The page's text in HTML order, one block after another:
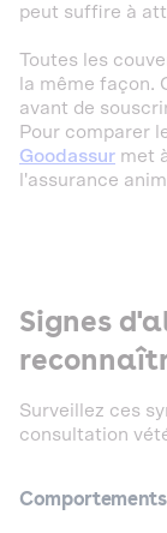
peut suffire à
Toutes les
la même façon.
avant de
Pour comparer
Goodassur met
l'assurance
Signes
Surveillez ces
consultation